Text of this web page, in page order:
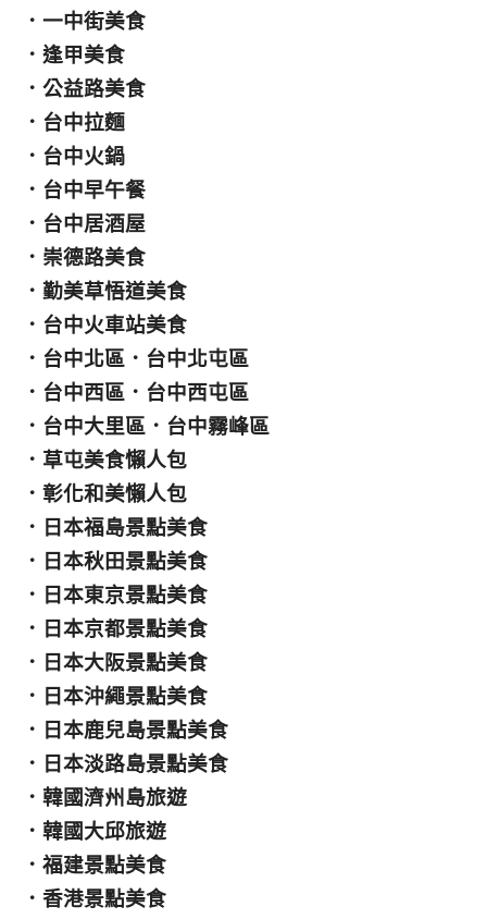
． 一中街美食
． 逢甲美食
． 公益路美食
． 台中拉麵
． 台中火鍋
． 台中早午餐
． 台中居酒屋
． 崇德路美食
． 勤美草悟道美食
． 台中火車站美食
． 台中北區 ． 台中北屯區
． 台中西區 ． 台中西屯區
． 台中大里區 ． 台中霧峰區
． 草屯美食懶人包
． 彰化和美懶人包
． 日本福島景點美食
． 日本秋田景點美食
． 日本東京景點美食
． 日本京都景點美食
． 日本大阪景點美食
． 日本沖繩景點美食
． 日本鹿兒島景點美食
． 日本淡路島景點美食
． 韓國濟州島旅遊
． 韓國大邱旅遊
． 福建景點美食
． 香港景點美食